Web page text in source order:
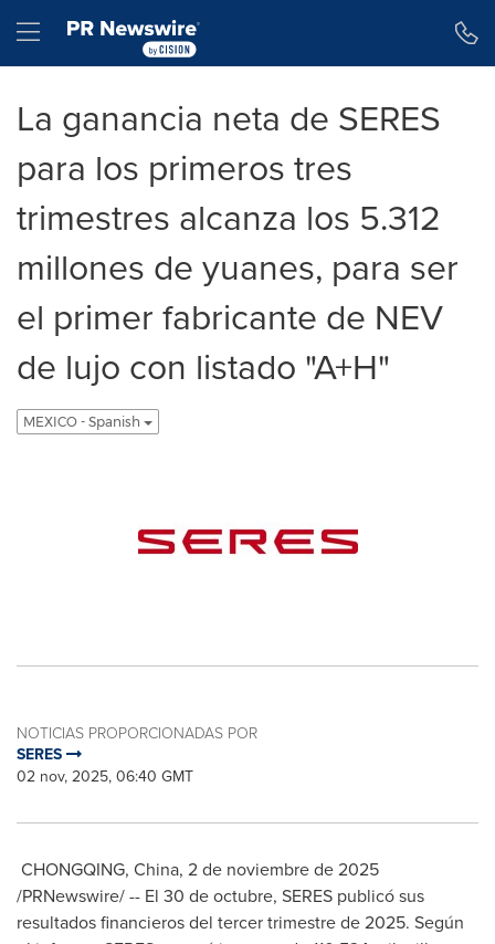
Hamburger menu
La ganancia neta de SERES
para los primeros tres
trimestres alcanza los 5.312
millones de yuanes, para ser
el primer fabricante de NEV
de lujo con listado "A+H"
MEXICO - Spanish
NOTICIAS PROPORCIONADAS POR
SERES
02 nov, 2025, 06:40 GMT
CHONGQING, China, 2 de noviembre de 2025
/PRNewswire/ -- El 30 de octubre, SERES publicó sus
resultados financieros del tercer trimestre de 2025. Según